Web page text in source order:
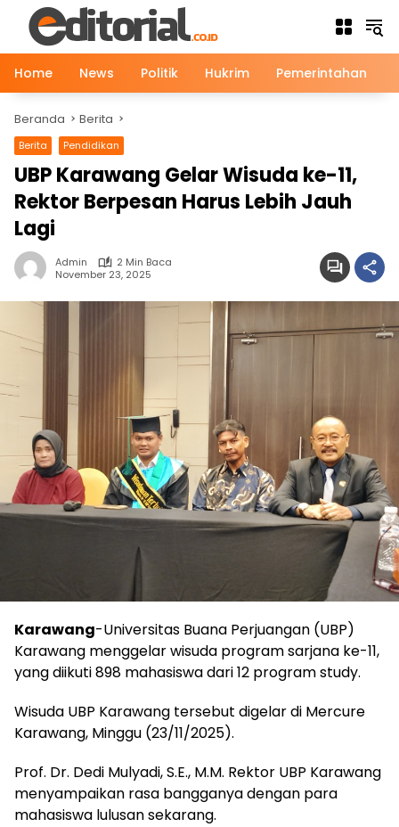
Langsung
konten
Home
News Politik Hukrim Pemerintahan
Beranda Berita
Berita Pendidikan
UBP Karawang Gelar Wisuda ke-11,
Rektor Berpesan Harus Lebih Jauh
Lagi
Admin
2 Min Baca
November 23, 2025
Karawang-Universitas Buana Perjuangan (UBP)
Karawang menggelar wisuda program sarjana ke-11,
yang diikuti 898 mahasiswa dari 12 program study.
Wisuda UBP Karawang tersebut digelar di Mercure
Karawang, Minggu (23/11/2025).
Prof. Dr. Dedi Mulyadi, S.E., M.M. Rektor UBP Karawang
menyampaikan rasa bangganya dengan para
mahasiswa lulusan sekarang.